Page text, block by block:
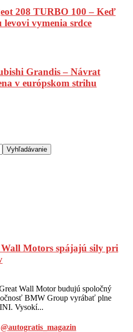
208 TURBO 100 – Keď
levovi vymenia srdce
Grandis – Návrat
v európskom strihu
Motors spájajú sily pri
Wall Motor budujú spoločný
BMW Group vyrábať plne
Vysokí...
@autogratis_magazin